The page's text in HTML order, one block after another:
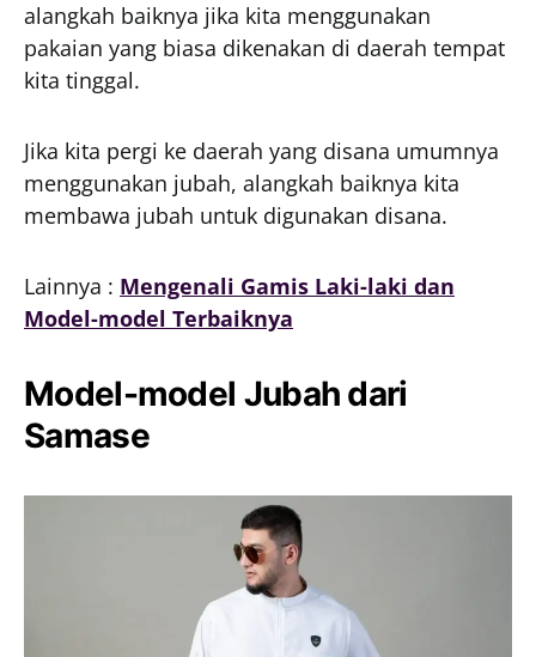
alangkah baiknya jika kita menggunakan
pakaian yang biasa dikenakan di daerah tempat
kita tinggal.
Jika kita pergi ke daerah yang disana umumnya
menggunakan jubah, alangkah baiknya kita
membawa jubah untuk digunakan disana.
Lainnya : Mengenali Gamis Laki-laki dan
Model-model Terbaiknya
Model-model Jubah dari
Samase